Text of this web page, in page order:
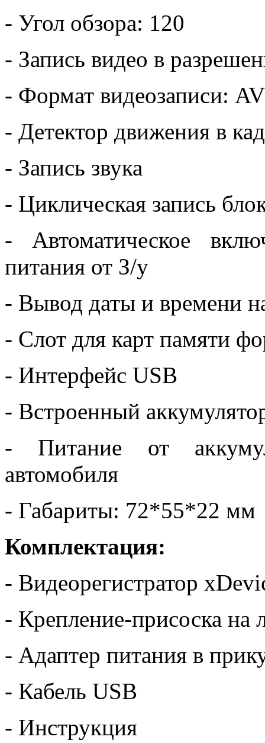
- Угол обзора: 120
- Запись видео в
- Формат видеозаписи:
- Детектор движения в
- Запись звука
- Циклическая запись
- Автоматическое
питания от З/у
- Вывод даты и времени
- Слот для карт памяти
- Интерфейс USB
- Встроенный
- Питание от
автомобиля
- Габариты: 72*55*22 мм
Комплектация:
- Видеорегистратор
- Крепление-присоска на
- Адаптер питания в
- Кабель USB
- Инструкция